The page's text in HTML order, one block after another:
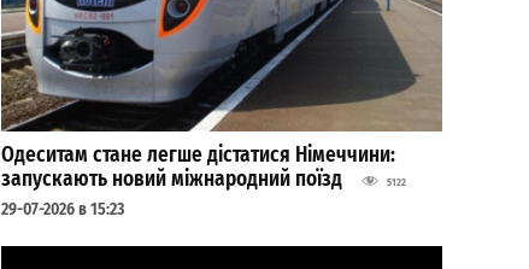
Одеситам стане легше дістатися Німеччини:
запускають новий міжнародний поїзд
5122
29-07-2026 в 15:23